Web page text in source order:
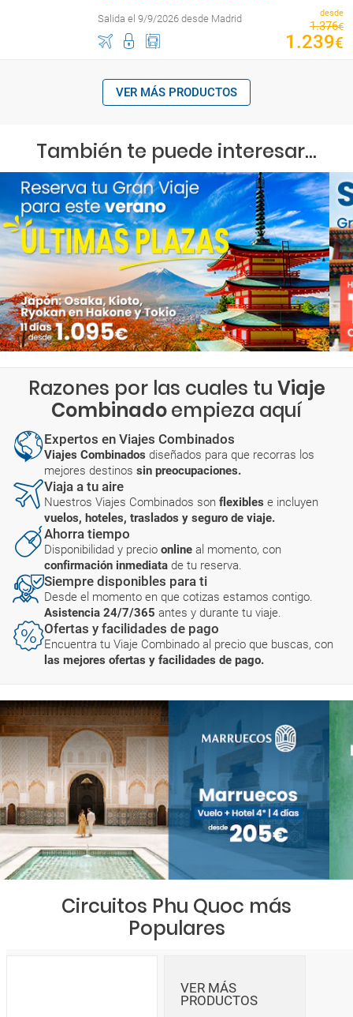
Salida el 9/9/2026 desde Madrid desde
1.376€
1 .239€
VER MÁS PRODUCTOS
También te puede interesar...
Razones por las cuales tu Viaje
Combinadoempieza aquí
Expertos en Viajes Combinados
Viajes Combinados diseñados para que recorras los
mejores destinos sin preocupaciones.
Viaja a tu aire
Nuestros Viajes Combinados son flexibles e incluyen
vuelos, hoteles, traslados y seguro de viaje.
Ahorra tiempo
Disponibilidad y precio online al momento, con
confirmación inmediata de tu reserva.
Siempre disponibles para ti
Desde el momento en que cotizas estamos contigo.
Asistencia 24/7/365 antes y durante tu viaje.
Ofertas y facilidades de pago
Encuentra tu Viaje Combinado al precio que buscas, con
las mejores ofertas y facilidades de pago.
Circuitos Phu Quoc más
Populares
VER MÁS
PRODUCTOS